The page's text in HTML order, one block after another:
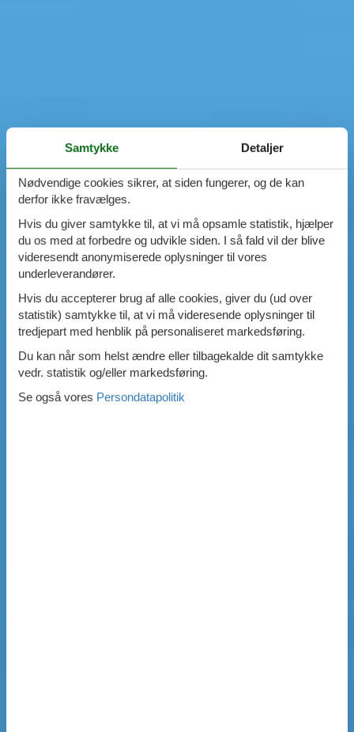
Samtykke Detaljer
Nødvendige cookies sikrer, at siden fungerer, og de kan
derfor ikke fravælges.
Hvis du giver samtykke til, at vi må opsamle statistik, hjælper
du os med at forbedre og udvikle siden. I så fald vil der blive
videresendt anonymiserede oplysninger til vores
underleverandører.
Hvis du accepterer brug af alle cookies, giver du (ud over
statistik) samtykke til, at vi må videresende oplysninger til
tredjepart med henblik på personaliseret markedsføring.
Du kan når som helst ændre eller tilbagekalde dit samtykke
vedr. statistik og/eller markedsføring.
Se også vores Persondatapolitik